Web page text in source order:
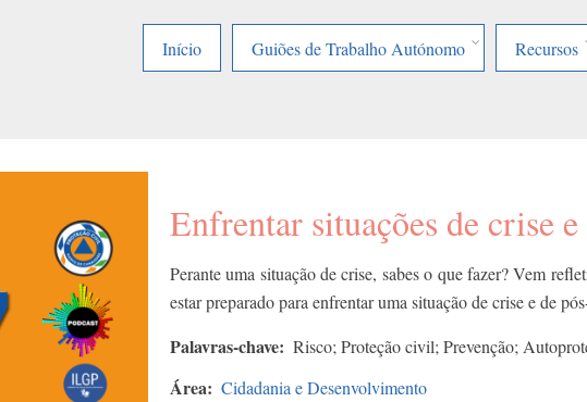
Início
Guiões de Trabalho Autónomo Recursos
Enfrentar situações de crise
Perante uma situação de crise, sabes o que fazer? Vem
estar preparado para enfrentar uma situação de crise e de
Palavras-chave Risco; Proteção civil; Prevenção;
Área Cidadania e Desenvolvimento